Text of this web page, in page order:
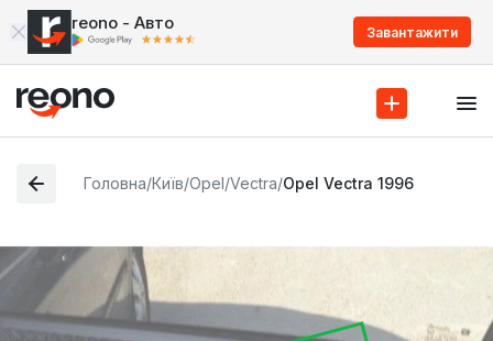
reono - Авто Завантажити
Головна/Київ/Opel/Vectra/Opel Vectra 1996